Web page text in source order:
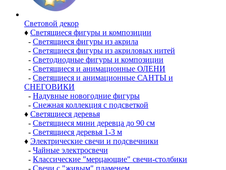
Световой декор
♦ Светящиеся фигуры и композиции
- Светящиеся фигуры из акрила
- Светящиеся фигуры из акриловых нитей
- Светодиодные фигуры и композиции
- Светящиеся и анимационные ОЛЕНИ
- Светящиеся и анимационные САНТЫ и
СНЕГОВИКИ
- Надувные новогодние фигуры
- Снежная коллекция с подсветкой
♦ Светящиеся деревья
- Светящиеся мини деревца до 90 см
- Светящиеся деревья 1-3 м
♦ Электрические свечи и подсвечники
- Чайные электросвечи
- Классические "мерцающие" свечи-столбики
- Свечи с "живым" пламенем